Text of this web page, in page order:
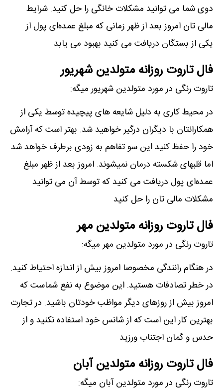
دوی شما می توانید مشکلات خانگی را حل کنید. شرایط
مالی تان امروز بعد از ظهر زمانی که مبلغ عمده‌ای پول از
یکی از بستگان دریافت می کنید بهبود می یابد
فال تاروت روزانه متولدین شهریور
تاروت رنگی در مورد متولدین شهریور میگه:
در محیط کاری به دلیل شایعه های پیچیده توسط یکی از
همکارانتان با دیگران درگیر خواهید شد. بهتر است که آرامش
خود را حفظ کنید این سو تفاهم به زودی برطرف خواهد شد
اما قلبهای شکسته درمان نمیشوند. امروز بعد از ظهر مبلغ
عمده‌ای پول دریافت می کنید که توسط آن می توانید
مشکلات مالی تان را حل کنید
فال تاروت روزانه متولدین مهر
تاروت رنگی در مورد متولدین مهر میگه:
در هنگام رانندگی مخصوصا امروز بیش از اندازه احتیاط کنید.
در خطر تصادفات هستید. این موضوع به نفع شماست که
امروز بیش از روزهای دیگر مواظب خودتان باشید. در تجارت
بهترین کار این است که از شانس خود استفاده نکنید و از
حدس و گمان اجتناب ورزید
فال تاروت روزانه متولدین آبان
تاروت رنگی در مورد متولدین آبان میگه: